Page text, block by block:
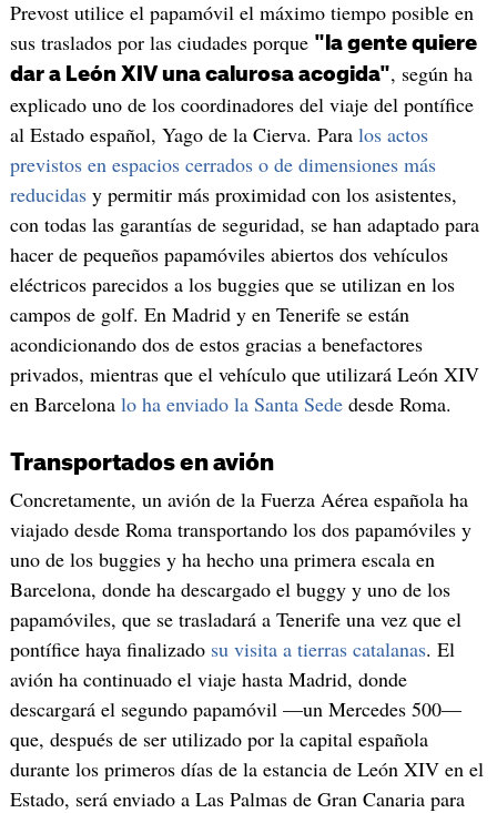
Prevost utilice el papamóvil el máximo tiempo posible en
sus traslados por las ciudades porque "la gente quiere
dar a León XIV una calurosa acogida", según ha
explicado uno de los coordinadores del viaje del pontífice
al Estado español, Yago de la Cierva. Para los actos
previstos en espacios cerrados o de dimensiones más
reducidasy permitir más proximidad con los asistentes,
con todas las garantías de seguridad, se han adaptado para
hacer de pequeños papamóviles abiertos dos vehículos
eléctricos parecidos a los buggies que se utilizan en los
campos de golf. En Madrid y en Tenerife se están
acondicionando dos de estos gracias a benefactores
privados, mientras que el vehículo que utilizará León XIV
en Barcelona lo ha enviado la Santa Sededesde Roma.
Transportados en avión
Concretamente, un avión de la Fuerza Aérea española ha
viajado desde Roma transportando los dos papamóviles y
uno de los buggies y ha hecho una primera escala en
Barcelona, donde ha descargado el buggy y uno de los
papamóviles, que se trasladará a Tenerife una vez que el
pontífice haya finalizado su visita a tierras catalanas. El
avión ha continuado el viaje hasta Madrid, donde
descargará el segundo papamóvil —un Mercedes 500—
que, después de ser utilizado por la capital española
durante los primeros días de la estancia de León XIV en el
Estado, será enviado a Las Palmas de Gran Canaria para